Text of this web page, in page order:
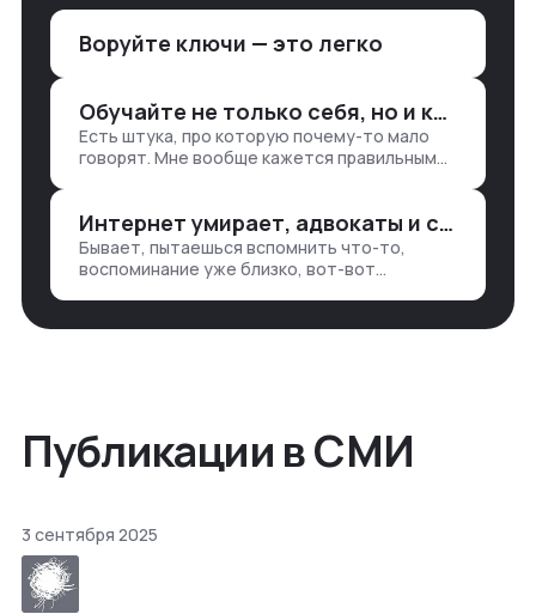
аналитикой лет 15 назад, нужно было:
продажи, заявки, прогресс по проекту
— все ручками
Воруйте ключи — это легко
Обучайте не только себя, но и клиентов
Есть штука, про которую почему-то мало
говорят. Мне вообще кажется правильным
хватаешь у клиента: е…
Интернет умирает, адвокаты и судьи в растерянности, а я хочу песню
Бывает, пытаешься вспомнить что-то,
воспоминание уже близко, вот-вот
неделями, если сильно не повезе…
Публикации в СМИ
3 сентября 2025